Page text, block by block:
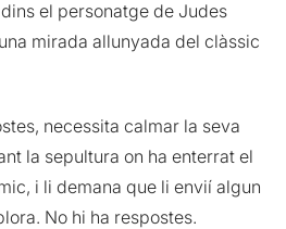
el personatge de Judes
mirada allunyada del clàssic
necessita calmar la seva
la sepultura on ha enterrat el
i li demana que li envií algun
No hi ha respostes.